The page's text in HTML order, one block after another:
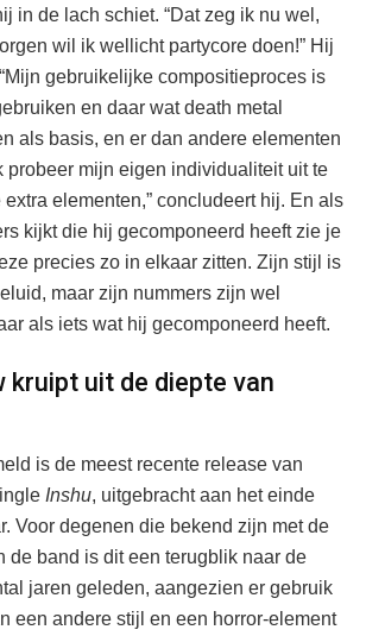
in de lach schiet. “Dat zeg ik nu wel,
wil ik wellicht partycore doen!” Hij
gebruikelijke compositieproces is
en daar wat death metal
als basis, en er dan andere elementen
probeer mijn eigen individualiteit uit te
elementen,” concludeert hij. En als
kijkt die hij gecomponeerd heeft zie je
precies zo in elkaar zitten. Zijn stijl is
maar zijn nummers zijn wel
als iets wat hij gecomponeerd heeft.
kruipt uit de diepte van
is de meest recente release van
Inshu, uitgebracht aan het einde
Voor degenen die bekend zijn met de
de band is dit een terugblik naar de
jaren geleden, aangezien er gebruik
een andere stijl en een horror-element